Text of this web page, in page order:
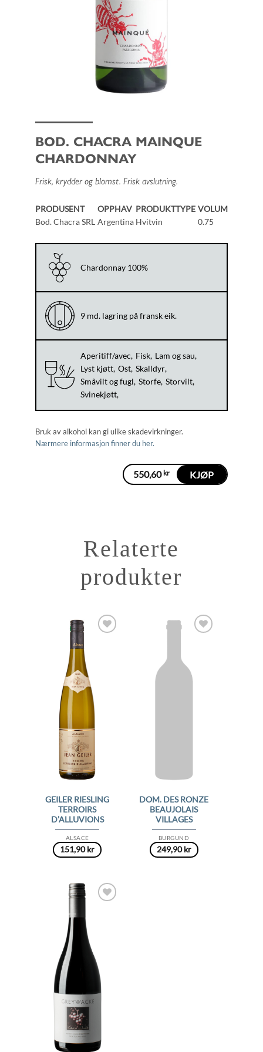
BOD. CHACRA MAINQUE
CHARDONNAY
Frisk, krydder og blomst. Frisk avslutning.
PRODUSENT
Bod. Chacra SRL
OPPHAV
Argentina
PRODUKTTYPE
Hvitvin
VOLUM
0.75
Chardonnay 100%
9 md. lagring på fransk eik.
Aperitiff/avec Fisk Lam og sau
Lyst kjøtt Ost Skalldyr
Småvilt og fugl Storfe Storvilt
Svinekjøtt
Bruk av alkohol kan gi ulike skadevirkninger.
Nærmere informasjon finner du her.
550,60 kr KJØP
Relaterte
produkter
ALSACE
GEILER RIESLING
TERROIRS
D’ALLUVIONS
151,90kr
BURGUND
DOM. DES RONZE
BEAUJOLAIS
VILLAGES
249,90kr